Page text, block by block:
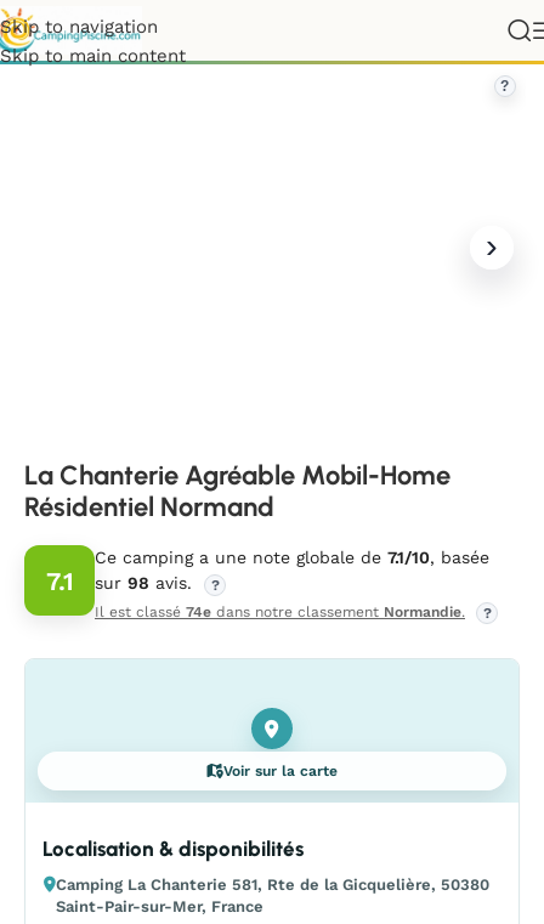
Skip to navigation
Skip to main content
»La Chanterie Agréable Mobil-Home Résidentiel Normand
?
La Chanterie Agréable Mobil-Home
Résidentiel Normand
7.1
Ce camping a une note globale de 7.1/10, basée
sur 98 avis.
?
Il est classé 74e dans notre classement Normandie. ?
Voir sur la carte
Localisation & disponibilités
Camping La Chanterie 581, Rte de la Gicquelière, 50380
Saint-Pair-sur-Mer, France